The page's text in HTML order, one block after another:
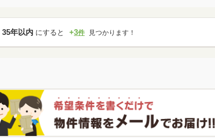
+3件 見つかります！
35年以内 にすると